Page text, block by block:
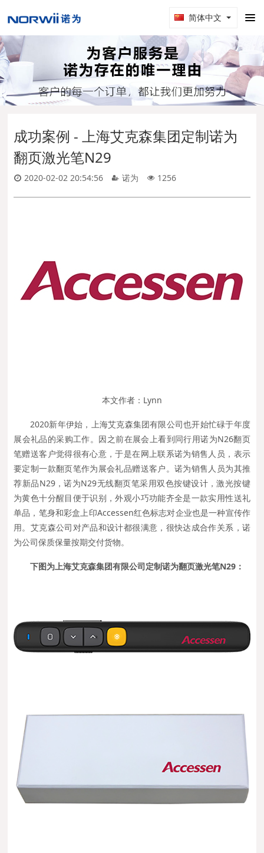
简体中文
成功案例 - 上海艾克森集团定制诺为
翻页激光笔N29
2020-02-02 20:54:56 诺为 1256
本文作者：Lynn
2020新年伊始，上海艾克森集团有限公司也开始忙碌于年度
展会礼品的采购工作。因之前在展会上看到同行用诺为N26翻页
笔赠送客户觉得很有心意，于是在网上联系诺为销售人员，表示
要定制一款翻页笔作为展会礼品赠送客户。诺为销售人员为其推
荐新品N29，诺为N29无线翻页笔采用双色按键设计，激光按键
为黄色十分醒目便于识别，外观小巧功能齐全是一款实用性送礼
单品，笔身和彩盒上印Accessen红色标志对企业也是一种宣传作
用。艾克森公司对产品和设计都很满意，很快达成合作关系，诺
为公司保质保量按期交付货物。
下图为上海艾克森集团有限公司定制诺为翻页激光笔N29：